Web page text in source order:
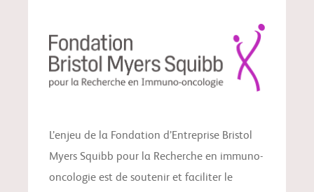
L’enjeu de la Fondation d’Entreprise Bristol
Myers Squibb pour la Recherche en immuno-
oncologie est de soutenir et faciliter le